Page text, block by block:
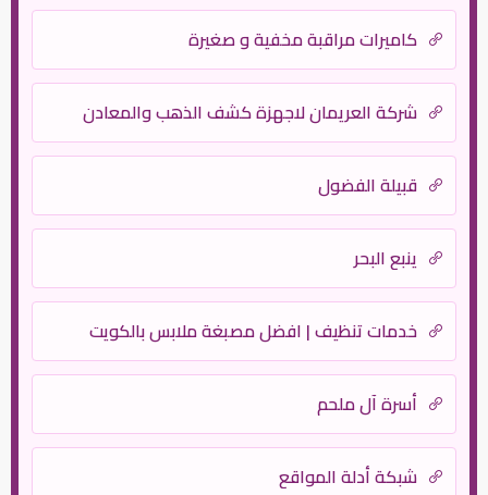
كاميرات مراقبة مخفية و صغيرة
شركة العريمان لاجهزة كشف الذهب والمعادن
قبيلة الفضول
ينبع البحر
خدمات تنظيف | افضل مصبغة ملابس بالكويت
أسرة آل ملحم
شبكة أدلة المواقع